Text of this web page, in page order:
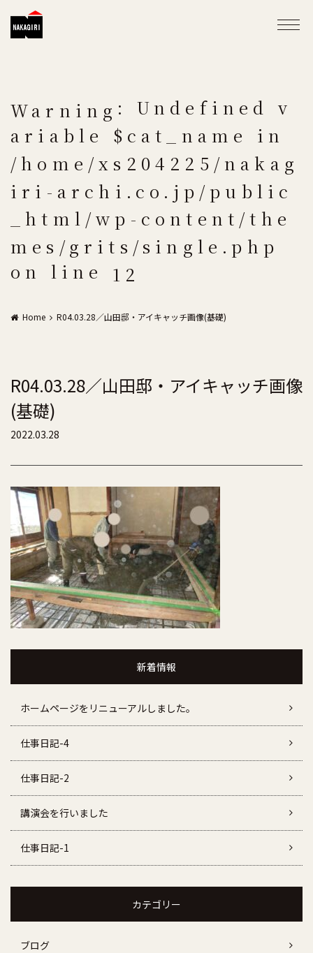
Warning : Undefined v
ariable $cat_name in
/home/xs204225/nakag
iri-archi.co.jp/public
_html/wp-content/the
mes/grits/single.php
on line 12
Home R04.03.28／山田邸・アイキャッチ画像(基礎)
R04.03.28／山田邸・アイキャッチ画像
(基礎)
2022.03.28
新着情報
ホームページをリニューアルしました。
仕事日記-4
仕事日記-2
講演会を行いました
仕事日記-1
カテゴリー
ブログ